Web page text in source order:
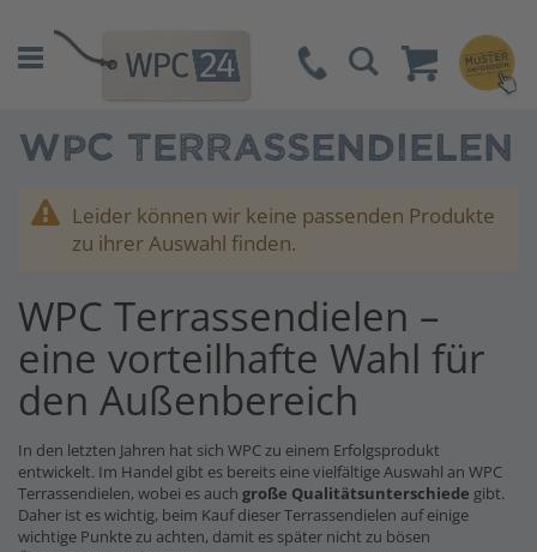
Suche
WPC TERRASSENDIELEN
Leider können wir keine passenden Produkte
zu ihrer Auswahl finden.
WPC Terrassendielen –
eine vorteilhafte Wahl für
den Außenbereich
In den letzten Jahren hat sich WPC zu einem Erfolgsprodukt
entwickelt. Im Handel gibt es bereits eine vielfältige Auswahl an WPC
Terrassendielen, wobei es auch große Qualitätsunterschiede gibt.
Daher ist es wichtig, beim Kauf dieser Terrassendielen auf einige
wichtige Punkte zu achten, damit es später nicht zu bösen